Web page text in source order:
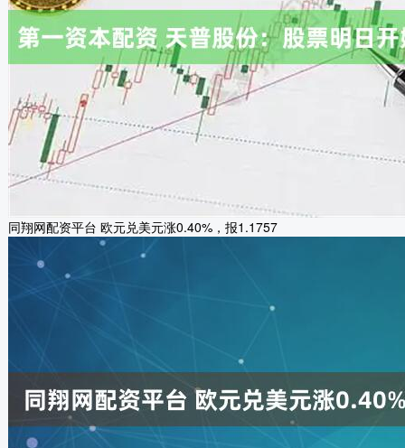
同翔网配资平台 欧元兑美元涨0.40%，报1.1757